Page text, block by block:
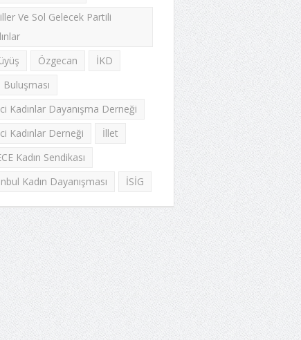
Ve Sol Gelecek Partili
Özgecan
İKD
Buluşması
Kadınlar Dayanışma Derneği
Kadınlar Derneği
İllet
Kadın Sendikası
Kadın Dayanışması
İSİG